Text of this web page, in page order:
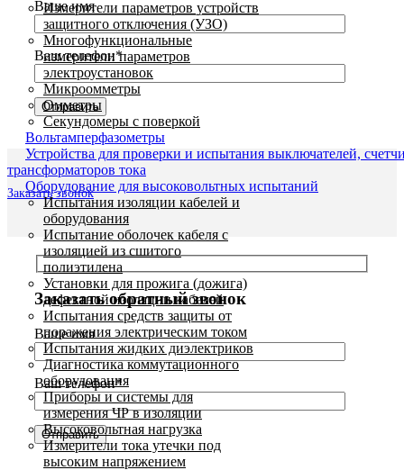
Ваше имя
Ваш телефон*
Заказать звонок
Заказать обратный звонок
Ваше имя
Ваш телефон*
Измерители параметров устройств
защитного отключения (УЗО)
Многофункциональные
измерители параметров
электроустановок
Микроомметры
Омметры
Секундомеры с поверкой
Вольтамперфазометры
Устройства для проверки и испытания выключателей,
трансформаторов тока
Оборудование для высоковольтных испытаний
Испытания изоляции кабелей и
оборудования
Испытание оболочек кабеля с
изоляцией из сшитого
полиэтилена
Установки для прожига (дожига)
дефектной изоляции кабелей
Испытания средств защиты от
поражения электрическим током
Испытания жидких диэлектриков
Диагностика коммутационного
оборудования
Приборы и системы для
измерения ЧР в изоляции
Высоковольтная нагрузка
Измерители тока утечки под
высоким напряжением
Увеличить